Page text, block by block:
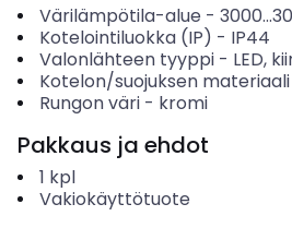
Värilämpötila-alue -
Kotelointiluokka (IP) - IP44
Valonlähteen tyyppi- LED,
Kotelon/suojuksen materiaali
Rungon väri- kromi
Pakkaus ja ehdot
1 kpl
Vakiokäyttötuote